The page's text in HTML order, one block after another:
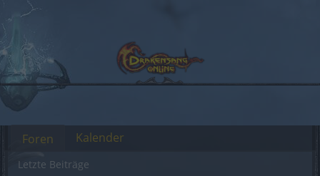
Foren
Letzte Beiträge
Kalender